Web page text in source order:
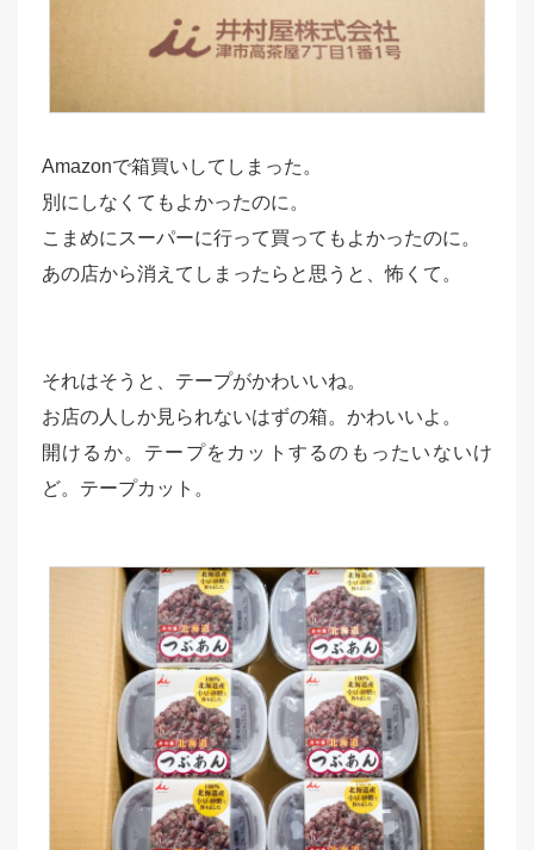
Amazonで箱買いしてしまった。
別にしなくてもよかったのに。
こまめにスーパーに行って買ってもよかったのに。
あの店から消えてしまったらと思うと、怖くて。
それはそうと、テープがかわいいね。
お店の人しか見られないはずの箱。かわいいよ。
開けるか。テープをカットするのもったいないけ
ど。テープカット。